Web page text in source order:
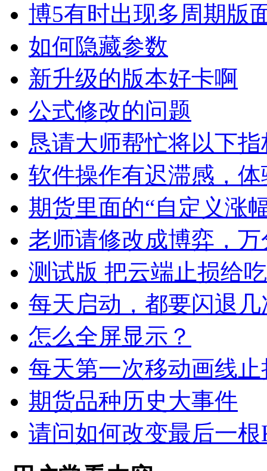
博5有时出现多周期版
如何隐藏参数
新升级的版本好卡啊
公式修改的问题
恳请大师帮忙将以下
软件操作有迟滞感，
期货里面的“自定义涨
老师请修改成博弈，
测试版 把云端止损给
每天启动，都要闪退
怎么全屏显示？
每天第一次移动画线
期货品种历史大事件
请问如何改变最后一